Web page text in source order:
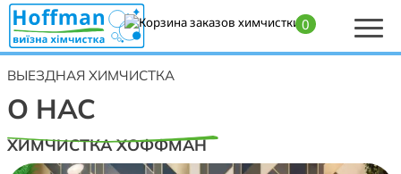
0
Главная>О химчистке Хоффман
ВЫЕЗДНАЯ ХИМЧИСТКА
О НАС
ХИМЧИСТКА ХОФФМАН